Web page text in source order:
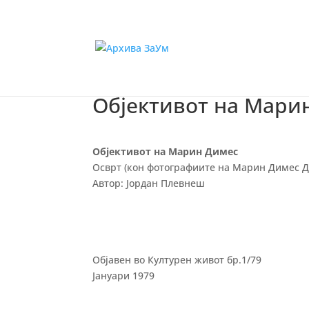
Објективот на
Објективот на Марин Димес
Осврт (кон фотографиите на Марин Димес
Автор: Јордан Плевнеш
Објавен во Културен живот бр.1/79
Јануари 1979